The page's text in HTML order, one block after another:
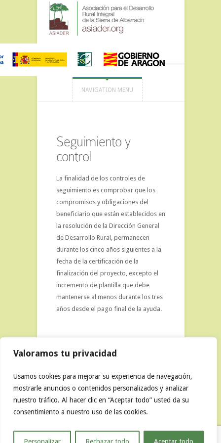
Valoramos tu privacidad
Usamos cookies para mejorar su experiencia de navegación,
mostrarle anuncios o contenidos personalizados y analizar
nuestro tráfico. Al hacer clic en “Aceptar todo” usted da su
consentimiento a nuestro uso de las cookies.
NAVIGATION MENU
Seguimiento y
control
La finalidad de los controles de
seguimiento es comprobar que los
compromisos y obligaciones del
beneficiario que están establecidos en
la resolución de la Dirección General
de Desarrollo Rural, permanecen
durante los cinco años siguientes a la
fecha de la certificación de la
finalización del proyecto, excepto el
incremento de plantilla que debe
mantenerse al menos durante los tres
años desde el pago final de la ayuda.
2026 ASIADER | Ctra. Comarcal, A-1512, Km. 44 –